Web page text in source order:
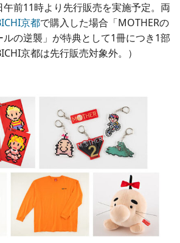
前11時より先行販売を実施予定。両
京都で購入した場合「MOTHERの
ルの逆襲」が特典として1冊につき1部
京都は先行販売対象外。）